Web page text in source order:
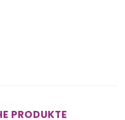
PRODUKTE